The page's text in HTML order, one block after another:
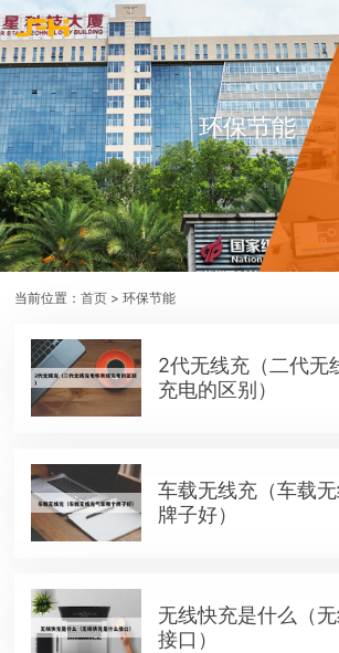
环保节能
当前位置：首页 > 环保节能
2代无线充（二代无
充电的区别）
车载无线充（车载
牌子好）
无线快充是什么（
接口）